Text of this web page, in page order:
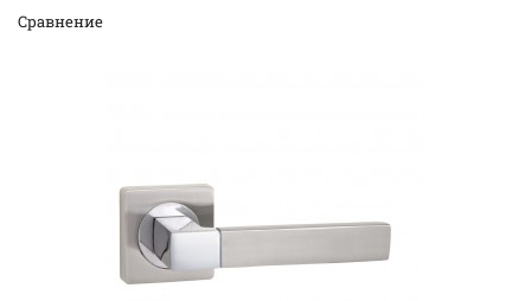
Cравнение